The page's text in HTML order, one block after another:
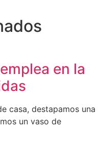
en la
casa, destapamos una
un vaso de